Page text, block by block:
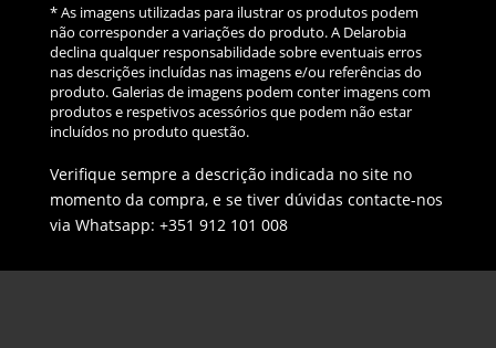
* As imagens utilizadas para ilustrar os produtos podem
não corresponder a variações do produto. A Delarobia
declina qualquer responsabilidade sobre eventuais erros
nas descrições incluídas nas imagens e/ou referências do
produto. Galerias de imagens podem conter imagens com
produtos e respetivos acessórios que podem não estar
incluídos no produto questão.
Verifique sempre a descrição indicada no site no
momento da compra, e se tiver dúvidas contacte-nos
via Whatsapp: +351 912 101 008